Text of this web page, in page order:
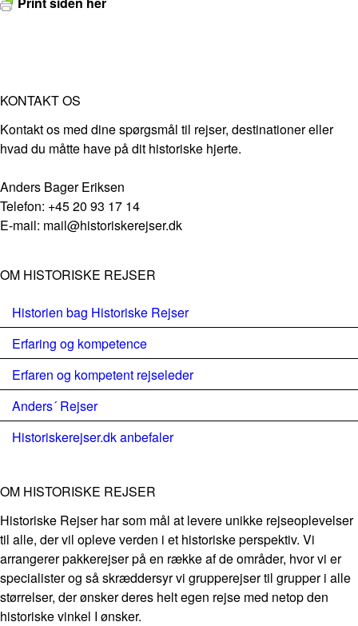
KONTAKT OS
Kontakt os med dine spørgsmål til rejser, destinationer eller
hvad du måtte have på dit historiske hjerte.
Anders Bager Eriksen
Telefon: +45 20 93 17 14
E-mail: mail@historiskerejser.dk
OM HISTORISKE REJSER
Historien bag Historiske Rejser
Erfaring og kompetence
Erfaren og kompetent rejseleder
Anders´ Rejser
Historiskerejser.dk anbefaler
OM HISTORISKE REJSER
Historiske Rejser har som mål at levere unikke rejseoplevelser
til alle, der vil opleve verden i et historiske perspektiv. Vi
arrangerer pakkerejser på en række af de områder, hvor vi er
specialister og så skræddersyr vi grupperejser til grupper i alle
størrelser, der ønsker deres helt egen rejse med netop den
historiske vinkel I ønsker.